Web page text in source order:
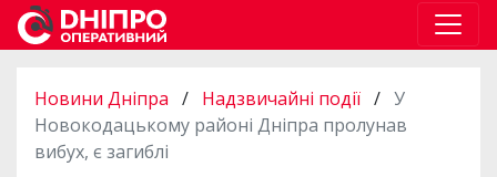
Новини Дніпра / Надзвичайні події / У
Новокодацькому районі Дніпра пролунав
вибух, є загиблі